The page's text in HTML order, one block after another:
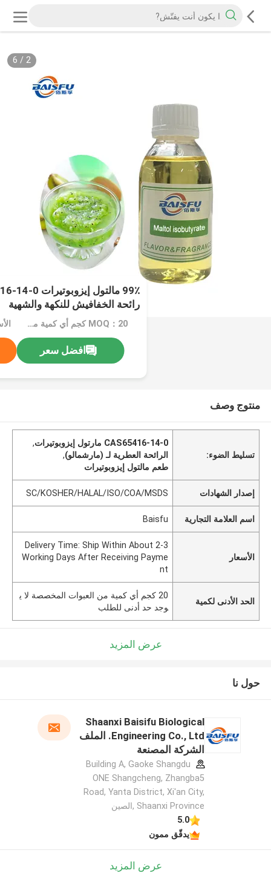
2
/
6
رائحة الخفافيش للنكهة والشهية
MOQ：20 كجم أي كمية من العبوات المخصصة لا يوجد حد أدنى للطلب
افضل سعر
منتوج وصف
تسليط الضوء:
CAS65416-14-0 مارتول إيزوبوتيرات
,
الرائحة العطرية لـ (مارشمالو),
طعم مالتول إيزوبوتيرات
إصدار الشهادات SC/KOSHER/HALAL/ISO/COA/MSDS
اسم العلامة التجارية Baisfu
الأسعار
Delivery Time: Ship Within About 2-3
Working Days After Receiving Payme
nt
الحد الأدنى لكمية
20 كجم أي كمية من العبوات المخصصة لا ي
وجد حد أدنى للطلب
عرض المزيد
حول نا
Shaanxi Baisifu Biological
Engineering Co., Ltd. الملف
الشركة المصنعة
Building A, Gaoke Shangdu
ONE Shangcheng, Zhangba5
Road, Yanta District, Xi'an City,
Shaanxi Province ,الصين
5.0
يدقّق ممون
عرض المزيد